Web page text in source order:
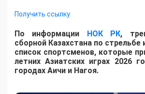
Получить ссылку
По информации НОК РК,
сборной Казахстана по стрельбе
список спортсменов, которые
летних Азиатских играх 2026
городах Аичи и Нагоя.